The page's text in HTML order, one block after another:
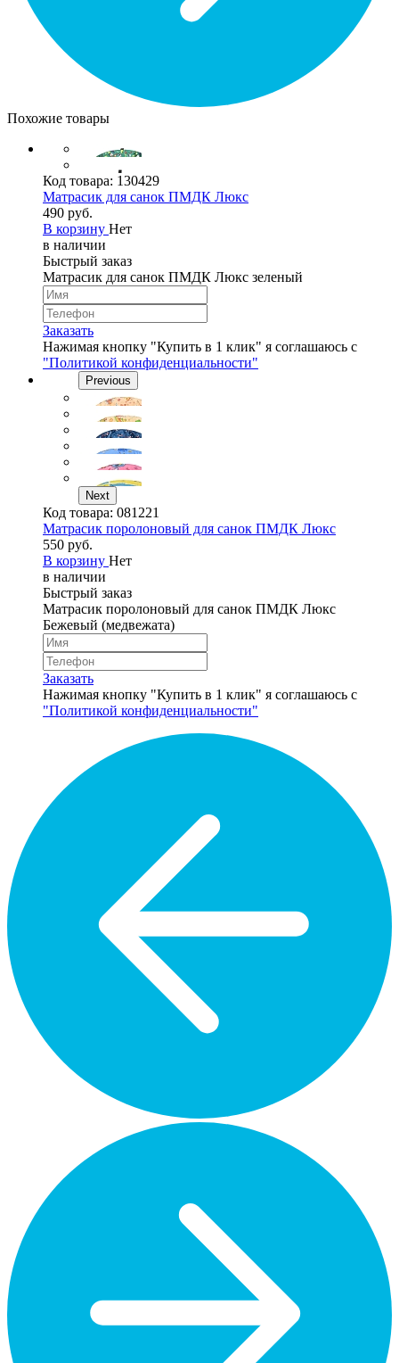
Похожие товары
Код товара: 130429
Матрасик для санок ПМДК Люкс
490 руб.
В корзину Нет
в наличии
Быстрый заказ
Матрасик для санок ПМДК Люкс зеленый
Заказать
Нажимая кнопку "Купить в 1 клик" я соглашаюсь с
"Политикой конфиденциальности"
Previous
Next
Код товара: 081221
Матрасик поролоновый для санок ПМДК Люкс
550 руб.
В корзину Нет
в наличии
Быстрый заказ
Матрасик поролоновый для санок ПМДК Люкс
Бежевый (медвежата)
Заказать
Нажимая кнопку "Купить в 1 клик" я соглашаюсь с
"Политикой конфиденциальности"